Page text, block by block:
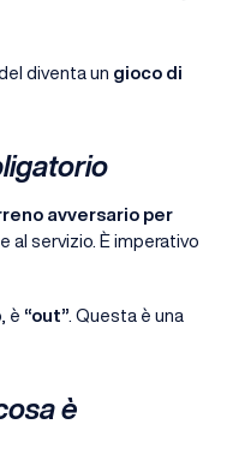
diventa un gioco di
avversario per
al servizio. È imperativo
è “out” . Questa è una
è